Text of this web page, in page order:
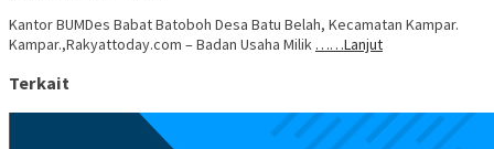
Kantor BUMDes Babat Batoboh Desa Batu Belah, Kecamatan Kampar.
Kampar.,Rakyattoday.com – Badan Usaha Milik ……Lanjut
Terkait